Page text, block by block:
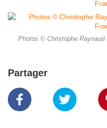
Photos © Christophe Raynaud
Partager